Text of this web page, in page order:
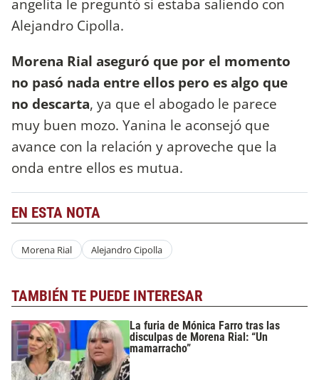
angelita le preguntó si estaba saliendo con
Alejandro Cipolla.
Morena Rial aseguró que por el momento
no pasó nada entre ellos pero es algo que
no descarta, ya que el abogado le parece
muy buen mozo. Yanina le aconsejó que
avance con la relación y aproveche que la
onda entre ellos es mutua.
EN ESTA NOTA
Morena Rial Alejandro Cipolla
TAMBIÉN TE PUEDE INTERESAR
La furia de Mónica Farro tras las
disculpas de Morena Rial: “Un
mamarracho”